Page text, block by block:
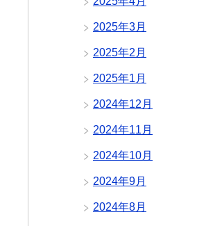
2025年3月
2025年2月
2025年1月
2024年12月
2024年11月
2024年10月
2024年9月
2024年8月